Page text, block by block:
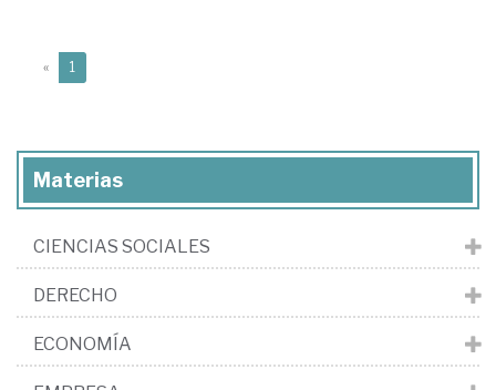
« 1
Materias
CIENCIAS SOCIALES
DERECHO
ECONOMÍA